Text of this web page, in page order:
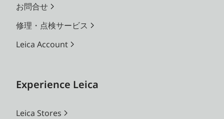
お問合せ
修理・点検サービス
Leica Account
Experience Leica
Leica Stores